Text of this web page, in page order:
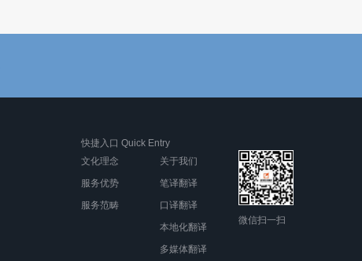
快捷入口 Quick Entry
文化理念
服务优势
服务范畴
关于我们
笔译翻译
口译翻译
本地化翻译
多媒体翻译
微信扫一扫